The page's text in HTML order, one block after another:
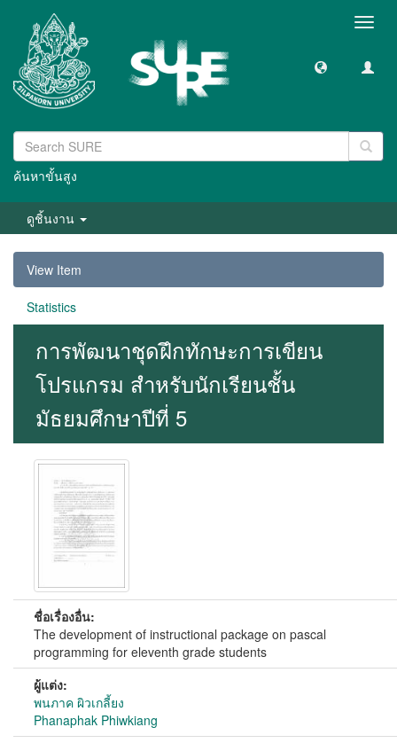
ค้นหาขั้นสูง
ดูชิ้นงาน
View Item
Statistics
การพัฒนาชุดฝึกทักษะการเขียน
โปรแกรม สำหรับนักเรียนชั้น
มัธยมศึกษาปีที่ 5
ชื่อเรื่องอื่น:
The development of instructional package on pascal
programming for eleventh grade students
ผู้แต่ง:
พนภาค ผิวเกลี้ยง
Phanaphak Phiwkiang